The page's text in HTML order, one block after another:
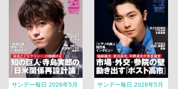
サンデー毎日 2026年5月
サンデー毎日 2026年5月